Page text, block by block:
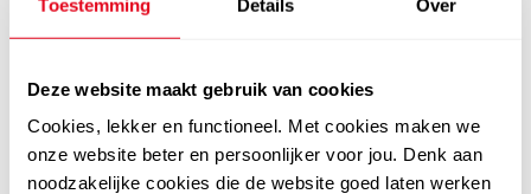
Toestemming Details Over
Deze website maakt gebruik van cookies
Cookies, lekker en functioneel. Met cookies maken we
onze website beter en persoonlijker voor jou. Denk aan
noodzakelijke cookies die de website goed laten werken
4,8
Hush Puppies
sneakers beige
49,993999
beige
44,991250